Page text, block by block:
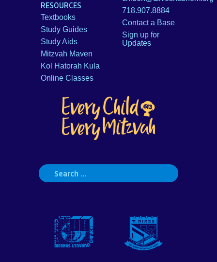
Search
for:
RESOURCES
Textbooks
Study Guides
Study Aids
Mitzvah Maven
Kol Hatorah Kula
Online Classes
718.907.8884
Contact a Base
Sign up for
Updates